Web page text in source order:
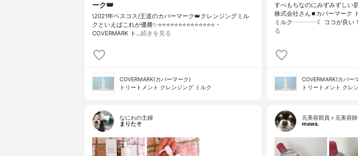
ーク👑
\2021年ベスコス/王道のカバーマーク👑クレンジングミル
クといえばこれが優勝✨⭐️⭐️⭐️⭐️⭐️⭐️⭐️⭐️⭐️⭐️⭐️⭐️⭐️⭐️・
COVERMARK ト…続きを見る
COVERMARK(カバーマーク)
トリートメント クレンジング ミルク
すべもちなのにみずみずし
株式会社さん⏹カバーマーク
ミルク┈┈┈┈☾ ココが良い
る
COVERMARK(カバー
トリートメント クレ
なにわの主婦
まりたそ
元美容部員＋元美容師
mawa.